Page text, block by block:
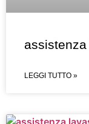
LEGGI TUTTO »